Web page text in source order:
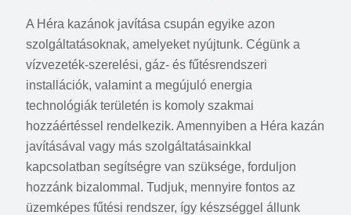
A Héra kazánok javítása csupán egyike azon
szolgáltatásoknak, amelyeket nyújtunk. Cégünk a
vízvezeték-szerelési, gáz- és fűtésrendszeri
installációk, valamint a megújuló energia
technológiák területén is komoly szakmai
hozzáértéssel rendelkezik. Amennyiben a Héra kazán
javításával vagy más szolgáltatásainkkal
kapcsolatban segítségre van szüksége, forduljon
hozzánk bizalommal. Tudjuk, mennyire fontos az
üzemképes fűtési rendszer, így készséggel állunk